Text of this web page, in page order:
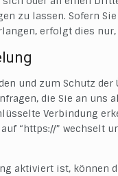
zu lassen. Sofern
erfolgt dies
und zum Schutz
die Sie an uns
Verbindung
“https://” wechselt
aktiviert ist, können